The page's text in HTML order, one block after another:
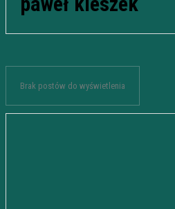
Brak postów do wyświetlenia